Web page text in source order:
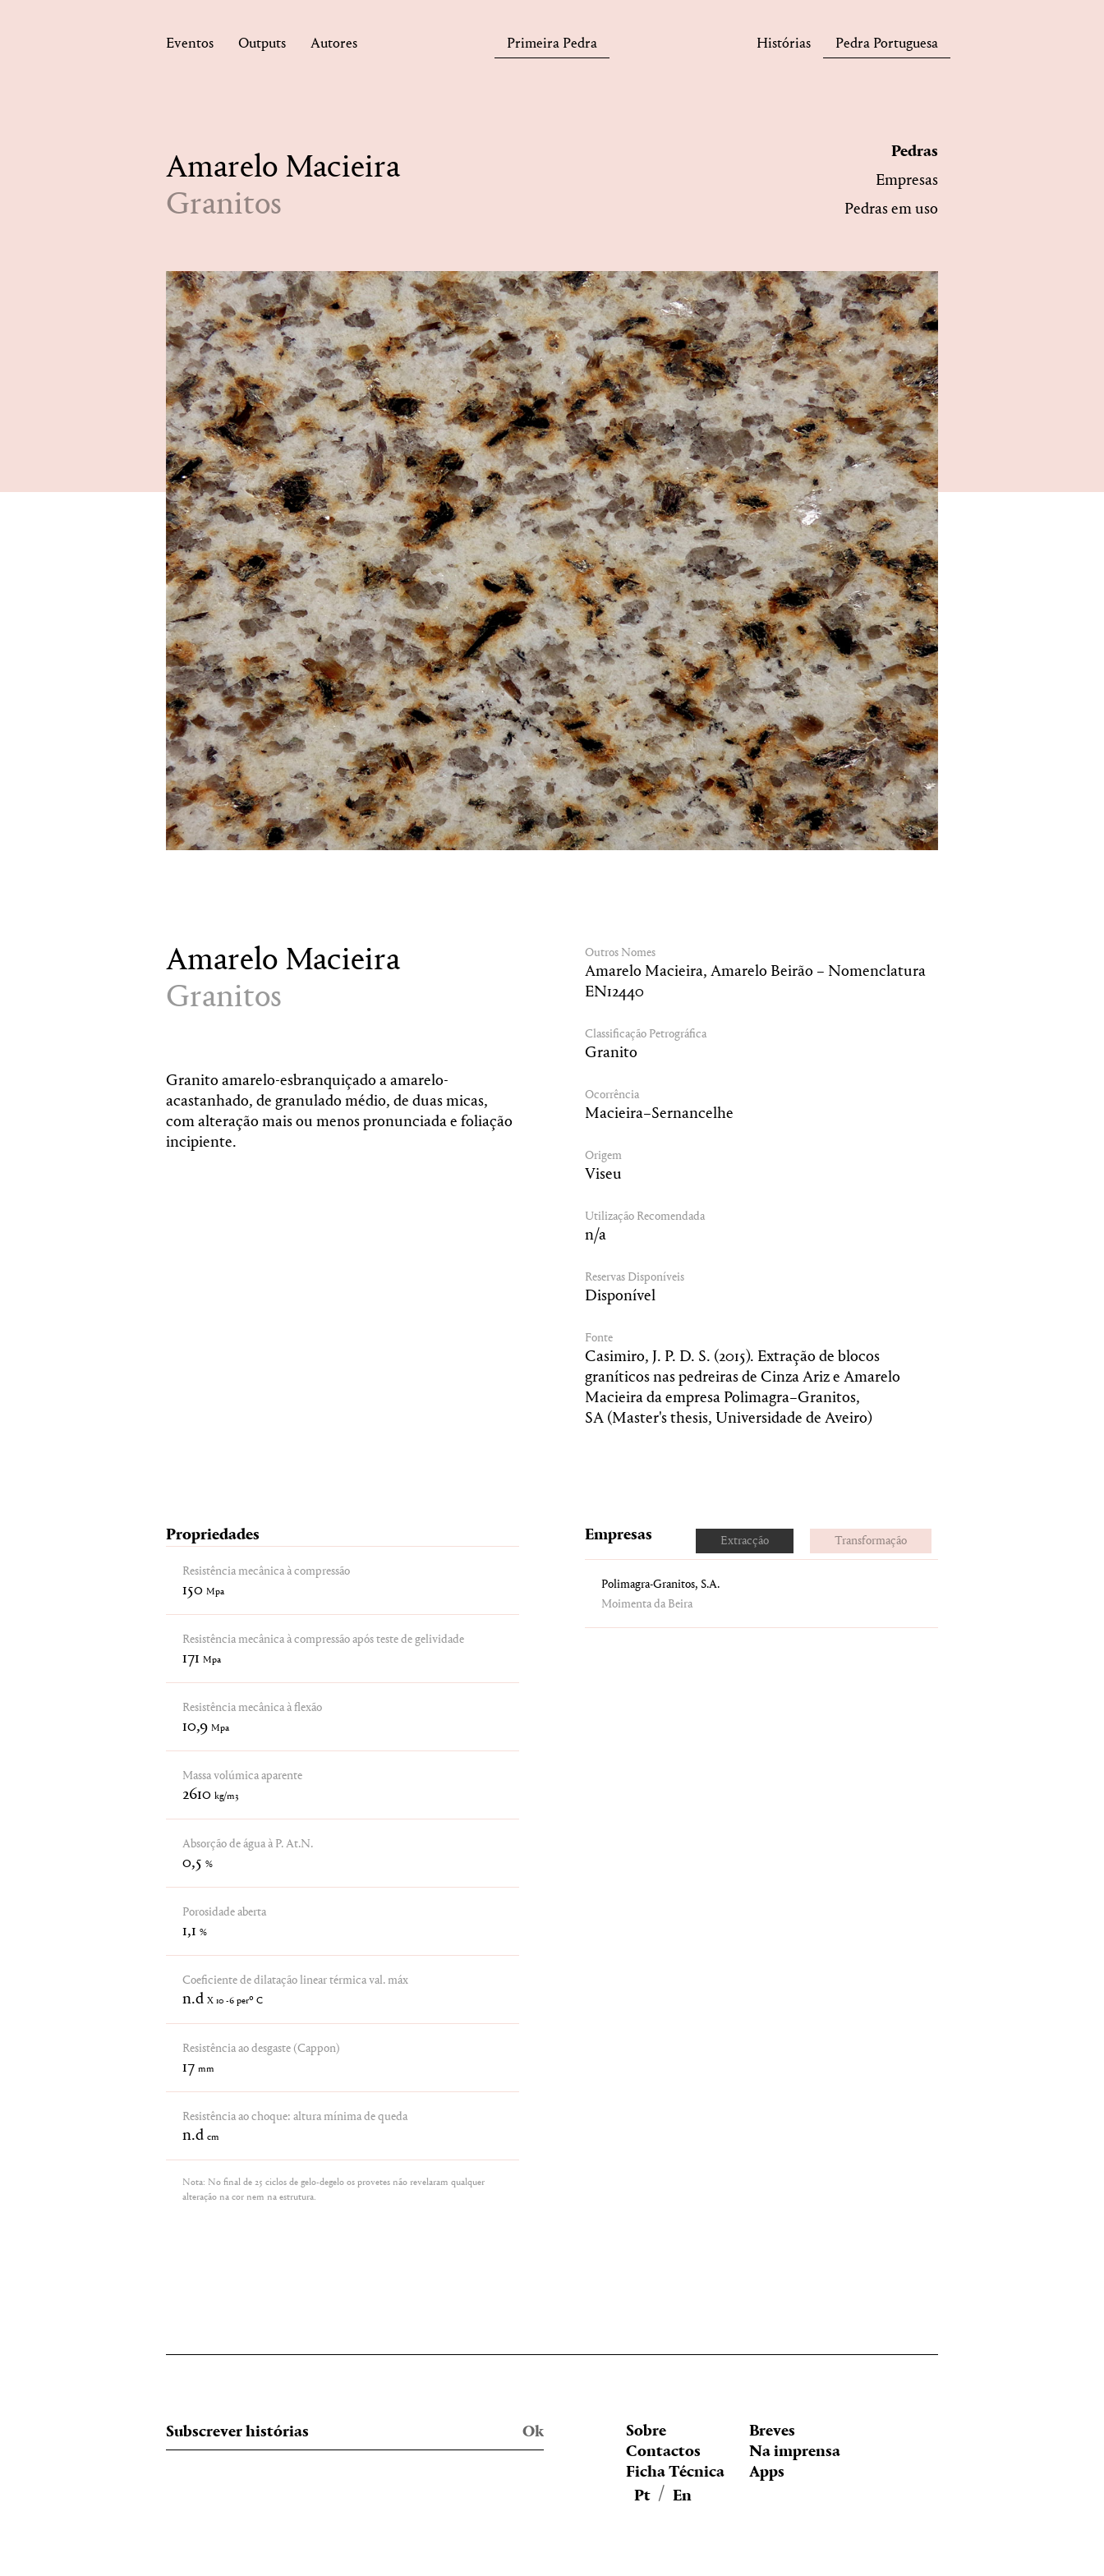
Eventos Outputs Autores Primeira Pedra Pedra Portuguesa
Histórias
Amarelo Macieira
Granitos
Pedras
Empresas
Pedras em uso
Amarelo Macieira
Granitos
Granito amarelo-esbranquiçado a amarelo-
acastanhado, de granulado médio, de duas micas,
com alteração mais ou menos pronunciada e foliação
incipiente.
Outros Nomes
Amarelo Macieira, Amarelo Beirão – Nomenclatura
EN12440
Classificação Petrográfica
Granito
Ocorrência
Macieira–Sernancelhe
Origem
Viseu
Utilização Recomendada
n/a
Reservas Disponíveis
Disponível
Fonte
Casimiro, J. P. D. S. (2015). Extração de blocos
graníticos nas pedreiras de Cinza Ariz e Amarelo
Macieira da empresa Polimagra–Granitos,
SA (Master's thesis, Universidade de Aveiro)
Propriedades
Resistência mecânica à compressão
150 Mpa
Resistência mecânica à compressão após teste de gelividade
171 Mpa
Resistência mecânica à flexão
10,9 Mpa
Massa volúmica aparente
2610 kg/m3
Absorção de água à P. At.N.
0,5 %
Porosidade aberta
1,1 %
Coeficiente de dilatação linear térmica val. máx
n.d X 10 -6 perº C
Resistência ao desgaste (Cappon)
17 mm
Resistência ao choque: altura mínima de queda
n.d cm
Nota: No final de 25 ciclos de gelo-degelo os provetes não revelaram qualquer
alteração na cor nem na estrutura.
Empresas Transformação
Extracção
Polimagra-Granitos, S.A.
Moimenta da Beira
Sobre
Contactos
Ficha Técnica
Breves
Na imprensa
Apps
Pt
En